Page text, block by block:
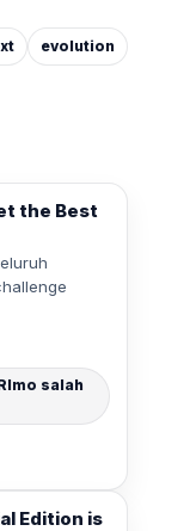
evolution
the Best
salah
Edition is